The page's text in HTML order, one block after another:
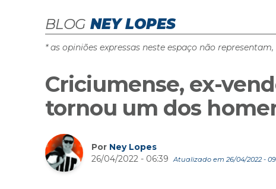
BLOG NEY LOPES
* as opiniões expressas neste espaço não
Criciumense, ex-
tornou um dos
Por Ney Lopes
26/04/2022 - 06:39
Atualizado em 26/04/2022 -